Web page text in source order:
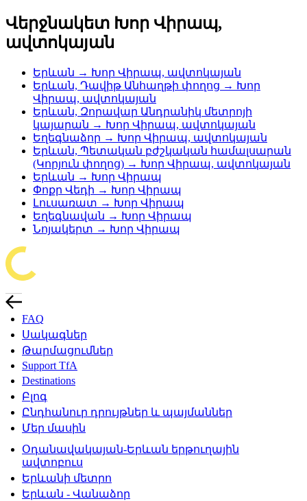
Վերջնակետ Խոր Վիրապ,
ավտոկայան
Երևան → Խոր Վիրապ, ավտոկայան
Երևան, Դավիթ Անհաղթի փողոց → Խոր
Վիրապ, ավտոկայան
Երևան, Զորավար Անդրանիկ մետրոյի
կայարան → Խոր Վիրապ, ավտոկայան
Եղեգնաձոր → Խոր Վիրապ, ավտոկայան
Երևան, Պետական բժշկական համալսարան
(Կորյուն փողոց) → Խոր Վիրապ, ավտոկայան
Երևան → Խոր Վիրապ
Փոքր Վեդի → Խոր Վիրապ
Լուսառատ → Խոր Վիրապ
Եղեգնավան → Խոր Վիրապ
Նոյակերտ → Խոր Վիրապ
FAQ
Սակագներ
Թարմացումներ
Support TfA
Destinations
Բլոգ
Ընդհանուր դրույթներ և պայմաններ
Մեր մասին
Օդանավակայան-Երևան երթուղային
ավտոբուս
Երևանի մետրո
Երևան - Վանաձոր